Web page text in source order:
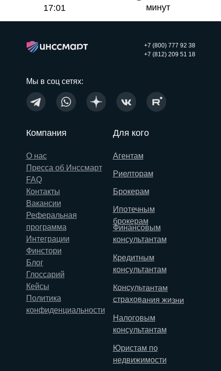
17:01
минут
+7 (800) 777 92 38
+7 (812) 209 51 18
Мы в соц сетях:
Для кого
Агентам
Риелторам
Брокерам
Ипотечным
брокерам
Кредитным
консультантам
Консультантам
страхования жизни
Налоговым
консультантам
Юристам по
недвижимости
Финансовым
консультантам
Компания
О нас
Пресса об Инссмарт
FAQ
Контакты
Вакансии
Реферальная
программа
Интеграции
Финстори
Блог
Глоссарий
Кейсы
Политика
конфиденциальности